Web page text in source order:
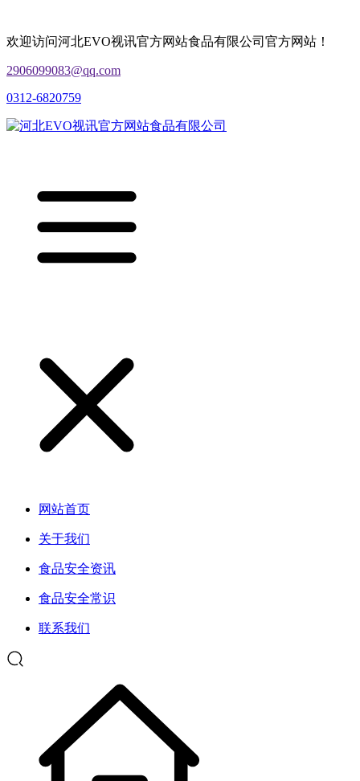
欢迎访问河北EVO视讯官方网站食品有限公司官方网站！
2906099083@qq.com
0312-6820759
网站首页
关于我们
食品安全资讯
食品安全常识
联系我们